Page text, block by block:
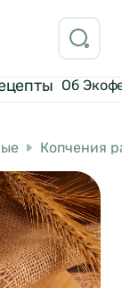
Об
Копчения